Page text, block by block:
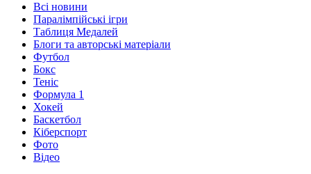
Всі новини
Паралімпійські ігри
Таблиця Медалей
Блоги та авторські матеріали
Футбол
Бокс
Теніс
Формула 1
Хокей
Баскетбол
Кіберспорт
Фото
Відео